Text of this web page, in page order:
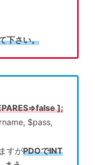
下さい。
];
$pass,
すがPDOでINT